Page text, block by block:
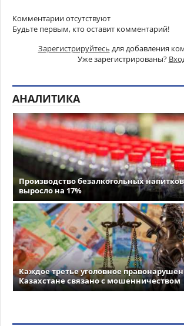
Комментарии отсутствуют
Будьте первым, кто оставит комментарий!
Зарегистрируйтесь для добавления
Уже зарегистрированы?
АНАЛИТИКА
Производство безалкогольных
выросло на 17%
Каждое третье уголовное
Казахстане связано с мошенничеством